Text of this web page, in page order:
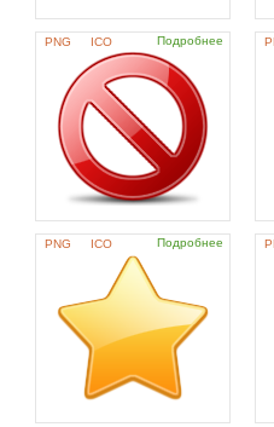
PNG ICO Подробнее
PNG ICO Подробнее